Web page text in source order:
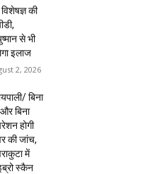
विशेषज्ञ की
से भी
इलाज
2, 2026
बिना
और बिना
होगी
की जांच,
में
स्कैन